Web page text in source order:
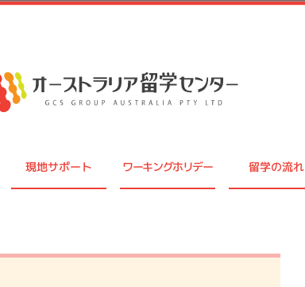
現地サポート ワーキングホリデー 留学の流れ